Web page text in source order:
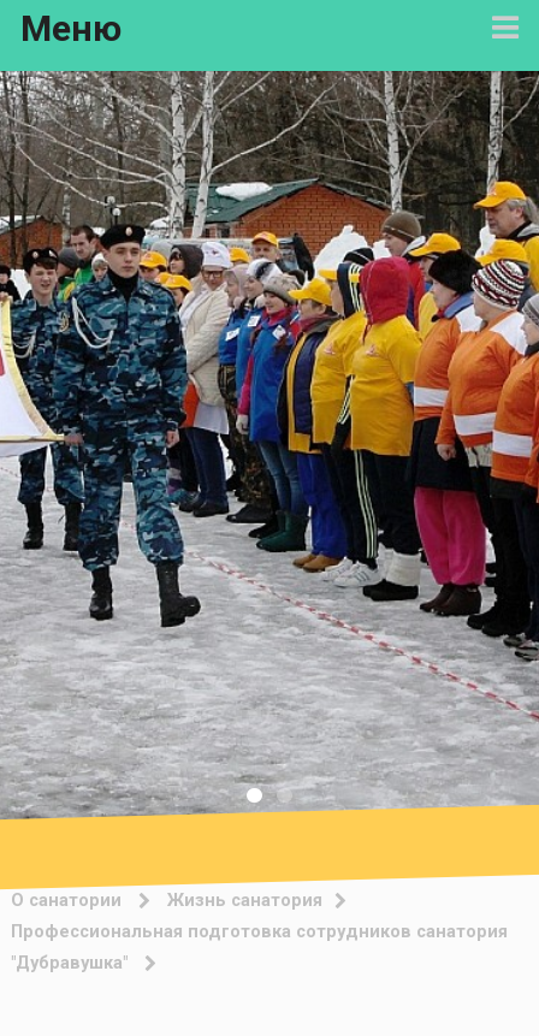
Меню
О санатории
Жизнь санатория
Профессиональная подготовка сотрудников санатория
"Дубравушка"